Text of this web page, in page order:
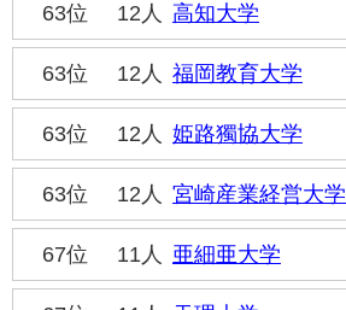
63位 12人 高知大学
63位 12人 福岡教育大学
63位 12人 姫路獨協大学
63位 12人 宮崎産業経営大学
67位 11人 亜細亜大学